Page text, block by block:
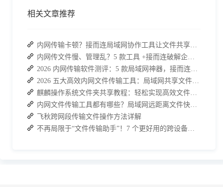
相关文章推荐
内网传输卡顿？接而连局域网协作工具让文件共享效率升级
内网传文件慢、管理乱？5 款工具 +接而连破解企业办公传输困局
2026 内网传输软件测评：5 款局域网神器，接而连凭实力 C 位出道
2026 五大高效内网文件传输工具：局域网共享文件的最佳解决方案
麒麟操作系统文件夹共享教程：轻松实现高效文件共享
内网文件传输工具都有哪些？局域网远距离文件快速传输神器
飞秋跨网段传输文件操作方法详解
不再局限于“文件传输助手”！7 个更好用的跨设备传输 App 推荐！